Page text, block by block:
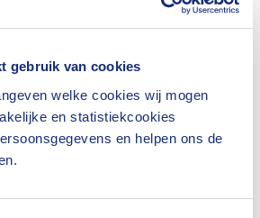
gebruik van cookies
welke cookies wij mogen
en statistiekcookies
en helpen ons de
wordt samengewerkt met NGO’s
thematisch beleggingsbeleid
een prominente rol in spelen.
van het convenant en gericht